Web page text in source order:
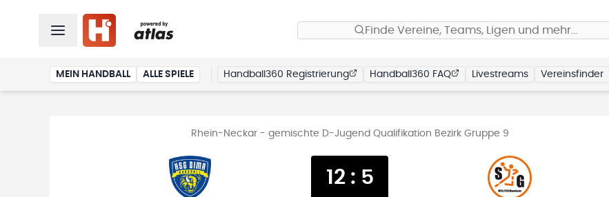
Finde Vereine, Teams, Ligen und mehr…
MEIN HANDBALL ALLE SPIELE Handball360 Registrierung Handball360 FAQ Livestreams Vereinsfinder
Rhein-Neckar - gemischte D-Jugend Qualifikation Bezirk Gruppe 9
12: 5